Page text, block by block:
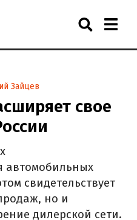
Зайцев
свое
автомобильных
свидетельствует
но и
дилерской сети.